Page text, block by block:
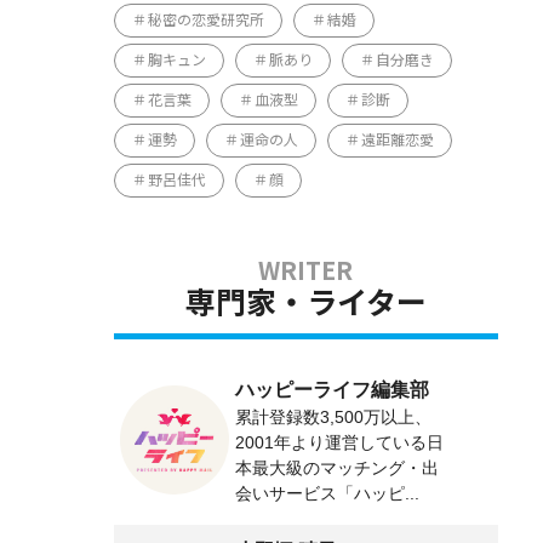
秘密の恋愛研究所 結婚
胸キュン 脈あり 自分磨き
花言葉 血液型 診断
運勢 運命の人 遠距離恋愛
野呂佳代 顔
専門家・ライター
ハッピーライフ編集部
累計登録数3,500万以上、
2001年より運営している日
本最大級のマッチング・出
会いサービス「ハッピ...